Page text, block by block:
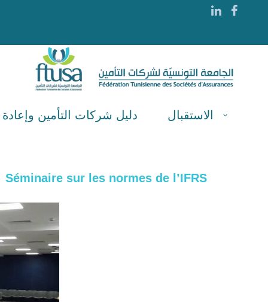
الاستقبال دليل شركات التأمين وإعادة
Séminaire sur les normes de l’IFRS